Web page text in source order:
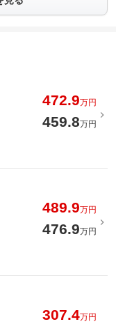
472.9万円
459.8万円
489.9万円
476.9万円
307.4万円